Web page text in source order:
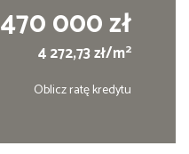
470 000 zł
4 272,73 zł/m2
Oblicz ratę kredytu